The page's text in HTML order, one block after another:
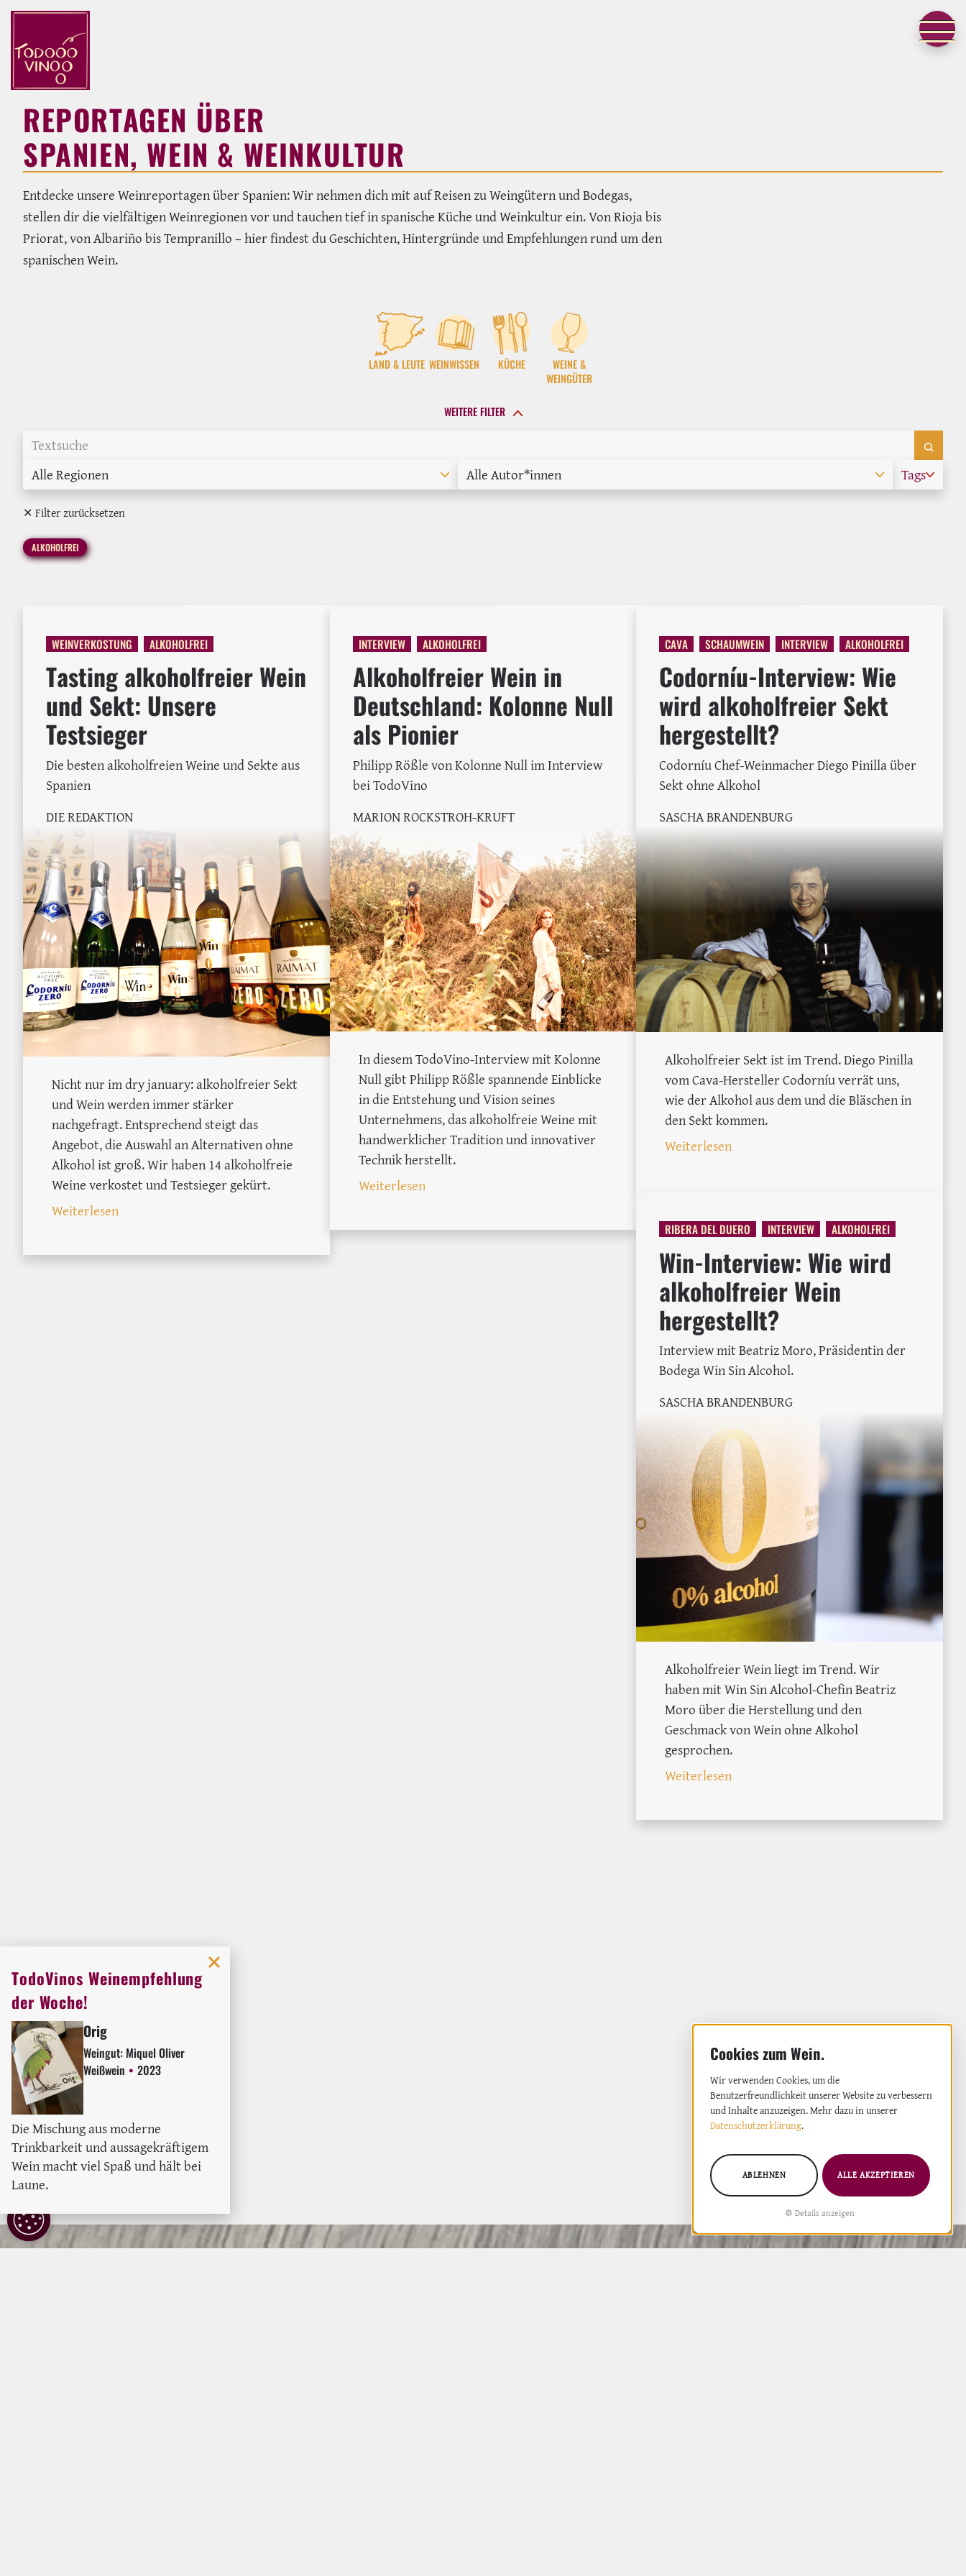
COOKIE
EINSTELLUNGEN
REPORTAGEN ÜBER
SPANIEN, WEIN & WEINKULTUR
Entdecke unsere Weinreportagen über Spanien: Wir nehmen dich mit auf Reisen zu Weingütern und Bodegas,
stellen dir die vielfältigen Weinregionen vor und tauchen tief in spanische Küche und Weinkultur ein. Von Rioja bis
Priorat, von Albariño bis Tempranillo – hier findest du Geschichten, Hintergründe und Empfehlungen rund um den
spanischen Wein.
LAND & LEUTE WEINWISSEN KÜCHE
WEINE &
WEINGÜTER
WEITERE FILTER
Alle Regionen Alle Autor*innen Tags
✕ Filter zurücksetzen
ALKOHOLFREI
WEINVERKOSTUNG ALKOHOLFREI
Tasting alkoholfreier Wein
und Sekt: Unsere
Testsieger
Die besten alkoholfreien Weine und Sekte aus
Spanien
DIE REDAKTION
Nicht nur im dry january: alkoholfreier Sekt
und Wein werden immer stärker
nachgefragt. Entsprechend steigt das
Angebot, die Auswahl an Alternativen ohne
Alkohol ist groß. Wir haben 14 alkoholfreie
Weine verkostet und Testsieger gekürt.
Weiterlesen: Tasting alkoholfreier Wein und Sekt: Unsere Testsieger
INTERVIEW ALKOHOLFREI
Alkoholfreier Wein in
Deutschland: Kolonne Null
als Pionier
Philipp Rößle von Kolonne Null im Interview
bei TodoVino
MARION ROCKSTROH-KRUFT
In diesem TodoVino-Interview mit Kolonne
Null gibt Philipp Rößle spannende Einblicke
in die Entstehung und Vision seines
Unternehmens, das alkoholfreie Weine mit
handwerklicher Tradition und innovativer
Technik herstellt.
Weiterlesen: Alkoholfreier Wein in Deutschland: Kolonne Null als Pionier
CAVA SCHAUMWEIN INTERVIEW ALKOHOLFREI
Codorníu-Interview: Wie
wird alkoholfreier Sekt
hergestellt?
Codorníu Chef-Weinmacher Diego Pinilla über
Sekt ohne Alkohol
SASCHA BRANDENBURG
Alkoholfreier Sekt ist im Trend. Diego Pinilla
vom Cava-Hersteller Codorníu verrät uns,
wie der Alkohol aus dem und die Bläschen in
den Sekt kommen.
Weiterlesen
RIBERA DEL DUERO INTERVIEW ALKOHOLFREI
Win-Interview: Wie wird
alkoholfreier Wein
hergestellt?
Interview mit Beatriz Moro, Präsidentin der
Bodega Win Sin Alcohol.
SASCHA BRANDENBURG
Alkoholfreier Wein liegt im Trend. Wir
haben mit Win Sin Alcohol-Chefin Beatriz
Moro über die Herstellung und den
Geschmack von Wein ohne Alkohol
gesprochen.
Weiterlesen: Win-Interview: Wie wird alkoholfreier
TodoVinos Weinempfehlung
der Woche!
Orig
Weingut: Miquel Oliver
Weißwein
2023
Die Mischung aus moderne
Trinkbarkeit und aussagekräftigem
Wein macht viel Spaß und hält bei
Laune.
Wir verwenden Cookies, um die
Benutzerfreundlichkeit unserer Website zu verbessern
und Inhalte anzuzeigen. Mehr dazu in unserer
Datenschutzerklärung.
Details anzeigen
ABLEHNEN ALLE AKZEPTIEREN